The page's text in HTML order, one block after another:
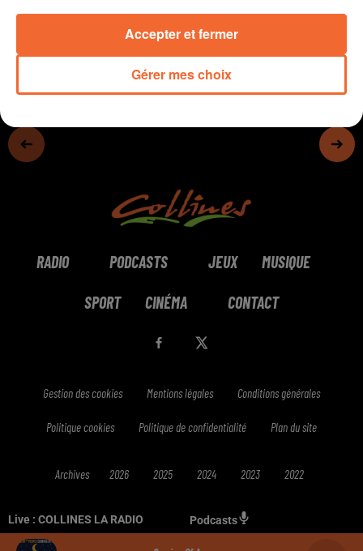
Live : COLLINES LA RADIO Podcasts
0:00 14 min 55 sec
RADIO PODCASTS JEUX MUSIQUE
SPORT CINÉMA CONTACT
Gestion des cookies Mentions légales Conditions générales
Politique cookies Politique de confidentialité Plan du site
Archives 2026 2025 2024 2023 2022
Gérer mes choix
Accepter et fermer